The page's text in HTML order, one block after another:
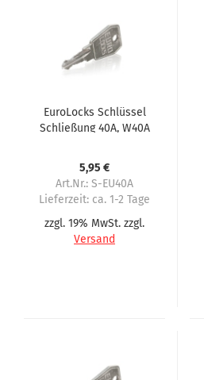
EuroLocks Schlüssel
Schließung 40A, W40A
5,95 €
Art.Nr.: S-EU40A
Lieferzeit: ca. 1-2 Tage
zzgl. 19% MwSt. zzgl.
Versand